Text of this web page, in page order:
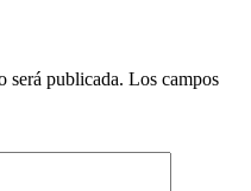
será publicada. Los campos